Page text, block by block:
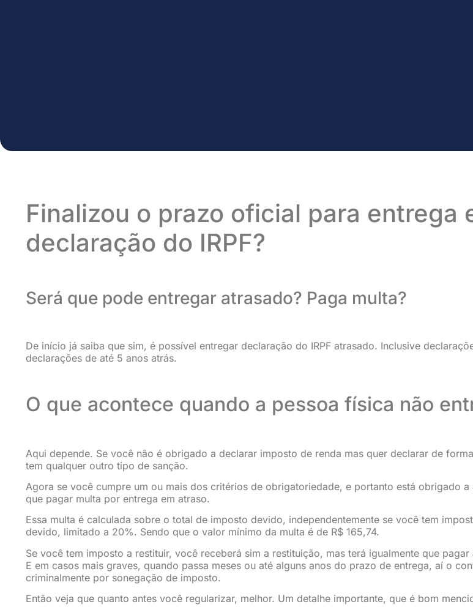
Finalizou o prazo oficial para entrega
declaração do IRPF?
Será que pode entregar atrasado? Paga multa?
De início já saiba que sim, é possível entregar declaração do IRPF atrasado. Inclusive
declarações de até 5 anos atrás.
O que acontece quando a pessoa física não
Aqui depende. Se você não é obrigado a declarar imposto de renda mas quer declarar de
tem qualquer outro tipo de sanção.
Agora se você cumpre um ou mais dos critérios de obrigatoriedade, e portanto está obrigado
que pagar multa por entrega em atraso.
Essa multa é calculada sobre o total de imposto devido, independentemente se você tem
devido, limitado a 20%. Sendo que o valor mínimo da multa é de R$ 165,74.
Se você tem imposto a restituir, você receberá sim a restituição, mas terá igualmente que pagar
E em casos mais graves, quando passa meses ou até alguns anos do prazo de entrega, aí o
criminalmente por sonegação de imposto.
Então veja que quanto antes você regularizar, melhor. Um detalhe importante, que é bom